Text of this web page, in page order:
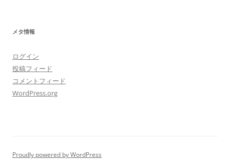
メタ情報
ログイン
投稿フィード
コメントフィード
WordPress.org
Proudly powered by WordPress